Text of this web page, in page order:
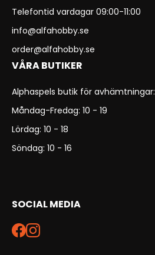
Telefontid vardagar 09:00-11:00
info@alfahobby.se
order@alfahobby.se
VÅRA BUTIKER
Alphaspels butik för avhämtningar:
Måndag-Fredag: 10 - 19
Lördag: 10 - 18
Söndag: 10 - 16
SOCIAL MEDIA